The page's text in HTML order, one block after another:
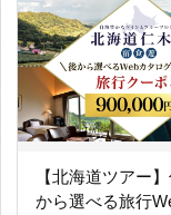
【北海道ツアー
から選べる旅行